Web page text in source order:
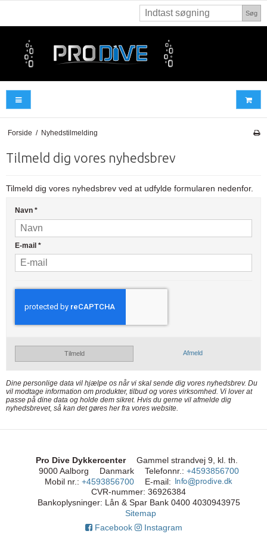
Søg
Forside / Nyhedstilmelding
Tilmeld dig vores nyhedsbrev
Tilmeld dig vores nyhedsbrev ved at udfylde formularen nedenfor.
Navn *
E-mail *
Tilmeld Afmeld
Dine personlige data vil hjælpe os når vi skal sende dig vores nyhedsbrev. Du
vil modtage information om produkter, tilbud og vores virksomhed. Vi lover at
passe på dine data og holde dem sikret. Hvis du gerne vil afmelde dig
nyhedsbrevet, så kan det gøres her fra vores website.
Pro Dive Dykkercenter
Gammel strandvej 9, kl. th.
9000 Aalborg
Danmark Telefonnr. : +4593856700
Mobil nr. : +4593856700 E-mail:
CVR-nummer: 36926384
Bankoplysninger: Lån & Spar Bank 0400 4030943975
Sitemap
Facebook
Instagram